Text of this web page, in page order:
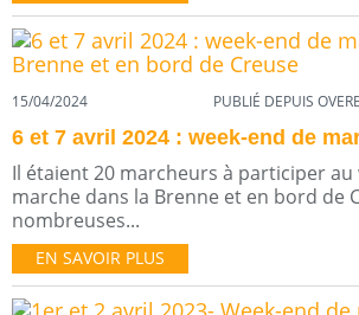
15/04/2024 PUBLIÉ DEPUIS
Il étaient 20 marcheurs à participer au
marche dans la Brenne et en bord de
nombreuses...
EN SAVOIR PLUS